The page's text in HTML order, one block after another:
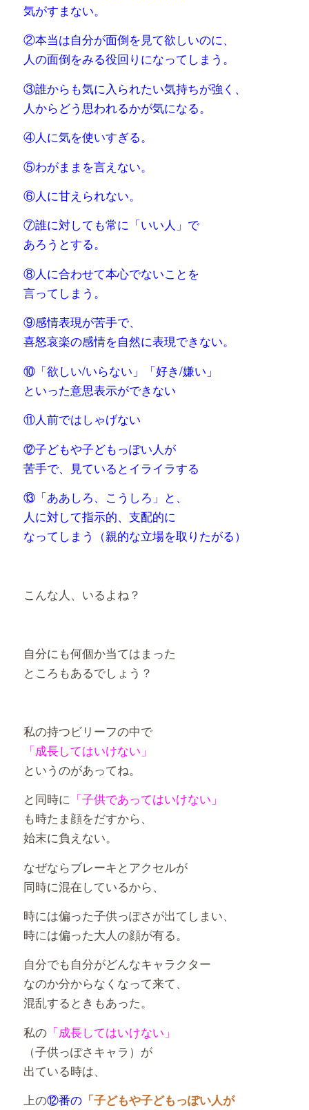
気がすまない。
②本当は自分が面倒を見て欲しいのに、
人の面倒をみる役回りになってしまう。
③誰からも気に入られたい気持ちが強く、
人からどう思われるかが気になる。
④人に気を使いすぎる。
⑤わがままを言えない。
⑥人に甘えられない。
⑦誰に対しても常に「いい人」で
あろうとする。
⑧人に合わせて本心でないことを
言ってしまう。
⑨感情表現が苦手で、
喜怒哀楽の感情を自然に表現できない。
⑩「欲しい/いらない」「好き/嫌い」
といった意思表示ができない
⑪人前ではしゃげない
⑫子どもや子どもっぽい人が
苦手で、見ているとイライラする
⑬「ああしろ、こうしろ」と、
人に対して指示的、支配的に
なってしまう（親的な立場を取りたがる）
こんな人、いるよね？
自分にも何個か当てはまった
ところもあるでしょう？
私の持つビリーフの中で
「成長してはいけない」
というのがあってね。
と同時に 「子供であってはいけない」
も時たま顔をだすから、
始末に負えない。
なぜならブレーキとアクセルが
同時に混在しているから、
時には偏った子供っぽさが出てしまい、
時には偏った大人の顔が有る。
自分でも自分がどんなキャラクター
なのか分からなくなって来て、
混乱するときもあった。
私の「成長してはいけない」
（子供っぽさキャラ）が
出ている時は、
上の⑫番の「子どもや子どもっぽい人が